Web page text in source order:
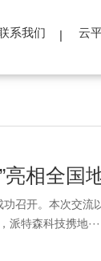
系我们 云
召开。本次交流
特森科技携地···